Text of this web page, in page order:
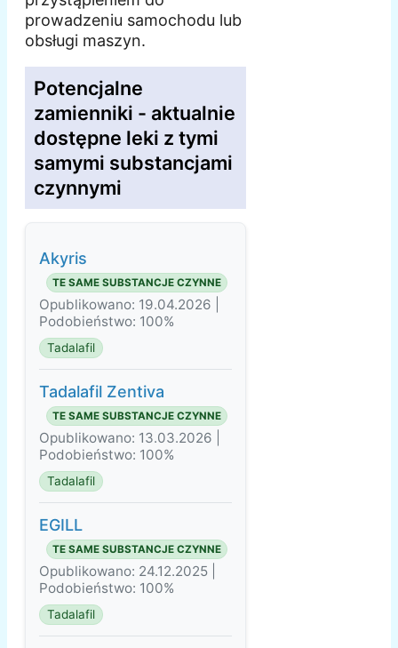
prowadzeniu samochodu lub
obsługi maszyn.
Potencjalne
zamienniki - aktualnie
dostępne leki z tymi
samymi substancjami
czynnymi
Akyris
TE SAME SUBSTANCJE CZYNNE
Opublikowano: 19.04.2026 |
Podobieństwo: 100%
Tadalafil
Tadalafil Zentiva
TE SAME SUBSTANCJE CZYNNE
Opublikowano: 13.03.2026 |
Podobieństwo: 100%
Tadalafil
EGILL
TE SAME SUBSTANCJE CZYNNE
Opublikowano: 24.12.2025 |
Podobieństwo: 100%
Tadalafil